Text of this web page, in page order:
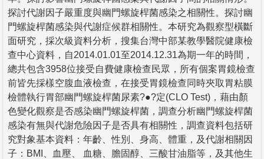
探討代謝因子嚴重度與幽門螺旋桿菌感染之相關性。探討幽
門螺旋桿菌感染與代謝症候群相關性。本研究為觀察型橫斷
面研究，採次級資料分析，搜集台灣中部某教學醫院健康檢
查中心資料，自2014.01.01至2014.12.31為期一年的時間，
總共包含3958位接受自費健康檢查民眾，所有個案胃鏡檢查
前皆先採樣空腹血液檢查，在接受胃鏡檢查同時夾取胃粘膜
檢體執行胃部幽門螺旋桿菌尿素?●?定(CLO Test)，藉由顏
色變化觀察是否感染幽門螺旋桿菌，調查分析幽門螺旋桿菌
感染有無與代謝危險因子是否具有相關性，調查資料包括研
究對象基本資料：年齡、性別、身高、體重，及代謝相關因
子：BMI、血壓、 血糖、膽固醇、三酸甘油脂等，及其他生